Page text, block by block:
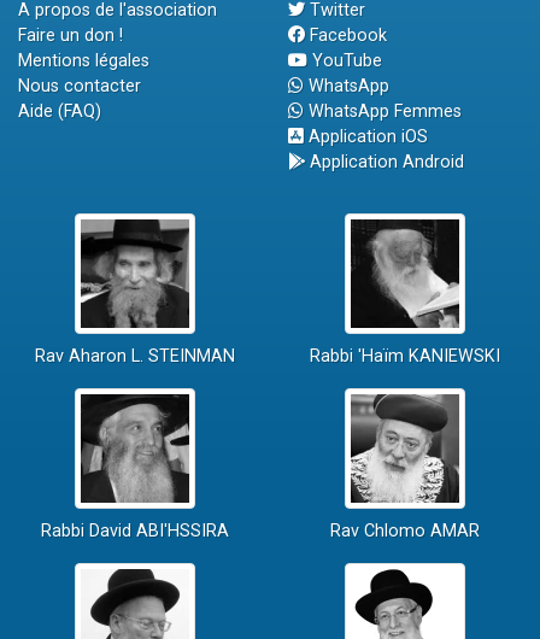
A propos de l'association
Faire un don !
Mentions légales
Nous contacter
Aide (FAQ)
Twitter
Facebook
YouTube
WhatsApp
WhatsApp Femmes
Application iOS
Application Android
Rav Aharon L. STEINMAN Rabbi 'Haïm KANIEWSKI
Rabbi David ABI'HSSIRA Rav Chlomo AMAR